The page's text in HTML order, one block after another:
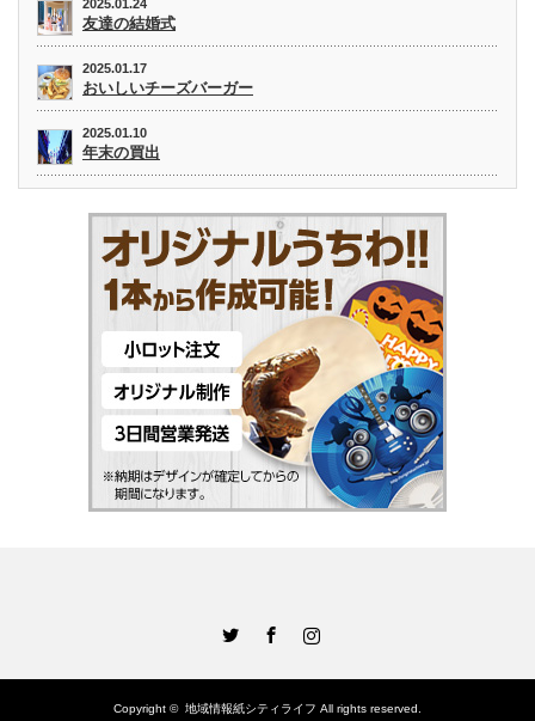
2025.01.24
友達の結婚式
2025.01.17
おいしいチーズバーガー
2025.01.10
年末の買出
Copyright © 地域情報紙シティライフ All rights reserved.